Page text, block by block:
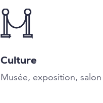
Culture
Musée, exposition, salon